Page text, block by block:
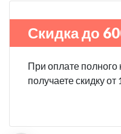
Скидка до
При оплате
получаете скидку